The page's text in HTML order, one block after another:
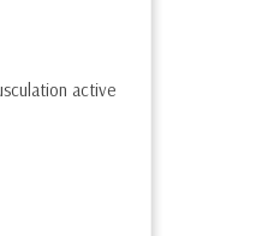
active